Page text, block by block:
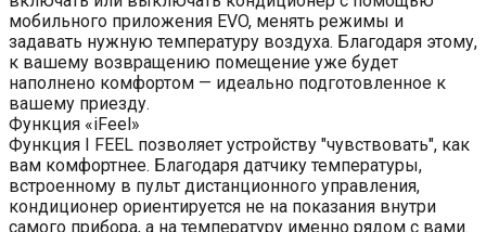
мобильного приложения EVO, менять режимы и
задавать нужную температуру воздуха. Благодаря этому,
к вашему возвращению помещение уже будет
наполнено комфортом — идеально подготовленное к
вашему приезду.
Функция «iFeel»
Функция I FEEL позволяет устройству "чувствовать", как
вам комфортнее. Благодаря датчику температуры,
встроенному в пульт дистанционного управления,
кондиционер ориентируется не на показания внутри
самого прибора, а на температуру именно рядом с вами.